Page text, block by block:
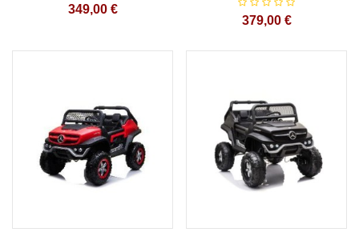
349,00 €
379,00 €